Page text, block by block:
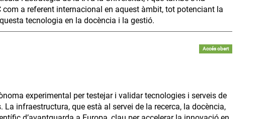
com a referent internacional en aquest àmbit, tot potenciant la
tecnologia en la docència i la gestió.
Accés obert
experimental per testejar i validar tecnologies i serveis de
infraestructura, que està al servei de la recerca, la docència,